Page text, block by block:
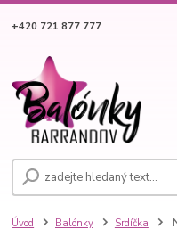
+420 721 877 777
Úvod Balónky Srdíčka